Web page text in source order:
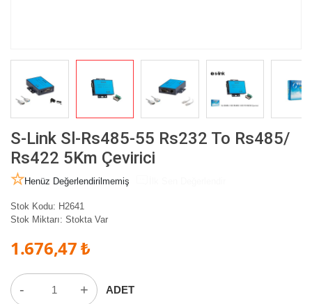
S-Link Sl-Rs485-55 Rs232 To Rs485/
Rs422 5Km Çevirici
Henüz Değerlendirilmemiş
Stok Kodu: H2641
Stok Miktarı: Stokta Var
1.676,47 ₺
- + ADET